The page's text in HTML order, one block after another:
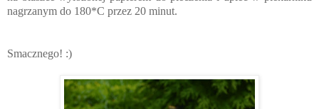
nagrzanym do 180*C przez 20 minut.
Smacznego! :)